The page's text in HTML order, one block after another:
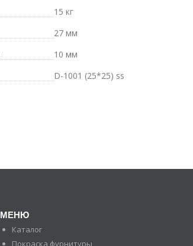
15 кг
27 мм
10 мм
D-1001 (25*25) ss
МЕНЮ
Каталог
Покраска фурнитуры